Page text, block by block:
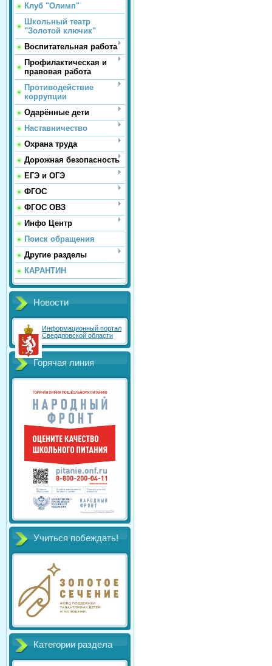
Клуб "Олимп"
Школьный театр
"Золотой ключик"
Воспитательная работа
Профилактическая и
правовая работа
Противодействие
коррупции
Одарённые дети
Наставничество
Охрана труда
Дорожная безопасность
ЕГЭ и ОГЭ
ФГОС
ФГОС ОВЗ
Инфо Центр
Поиск обращения
Другие разделы
КАРАНТИН
Новости
Информационный портал
Свердловской области
Горячая линия
Учиться побеждать!
Категории раздела